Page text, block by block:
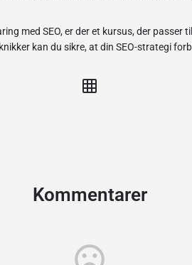
med SEO, er der et kursus, der passer
kan du sikre, at din SEO-strategi
Kommentarer